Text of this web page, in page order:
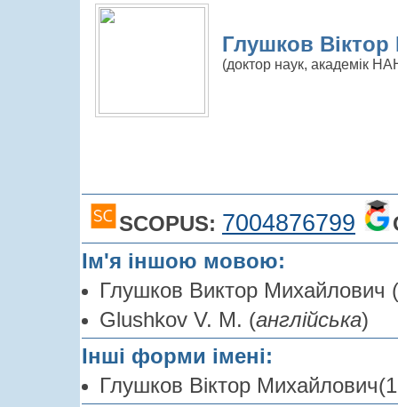
Глушков
(доктор наук, академік
SCOPUS: 7004876799
Ім'я іншою мовою:
Глушков Виктор Михайлович (
Glushkov V. M. (англійська)
Інші форми імені:
Глушков Віктор